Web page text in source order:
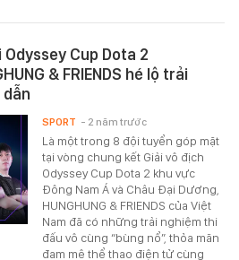
Cup Dota 2
& FRIENDS hé lộ trải
Là một trong 8 đội tuyển góp mặt
tại vòng chung kết Giải vô địch
Odyssey Cup Dota 2 khu vực
Đông Nam Á và Châu Đại Dương,
HUNGHUNG & FRIENDS của Việt
Nam đã có những trải nghiệm thi
đấu vô cùng “bùng nổ”, thỏa mãn
đam mê thể thao điện tử cùng
SPORT - 2 năm trước